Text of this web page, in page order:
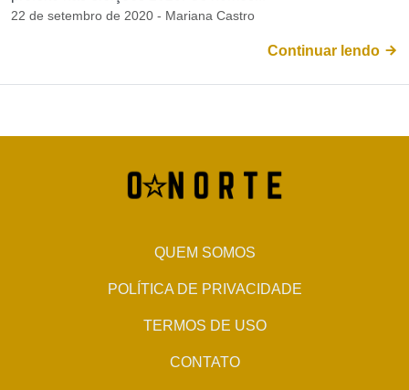
22 de setembro de 2020 - Mariana Castro
Continuar lendo
QUEM SOMOS
POLÍTICA DE PRIVACIDADE
TERMOS DE USO
CONTATO